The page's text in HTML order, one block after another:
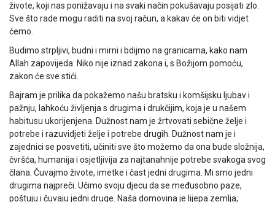
živote, koji nas ponižavaju i na svaki način pokušavaju posijati zlo.
Sve što rade mogu raditi na svoj račun, a kakav će on biti vidjet
ćemo.
Budimo strpljivi, budni i mirni i bdijmo na granicama, kako nam
Allah zapovijeda. Niko nije iznad zakona i, s Božijom pomoću,
zakon će sve stići.
Bajram je prilika da pokažemo našu bratsku i komšijsku ljubav i
pažnju, lahkoću življenja s drugima i drukčijim, koja je u našem
habitusu ukorijenjena. Dužnost nam je žrtvovati sebične želje i
potrebe i razuvidjeti želje i potrebe drugih. Dužnost nam je i
zajednici se posvetiti, učiniti sve što možemo da ona bude složnija,
čvršća, humanija i osjetljivija za najtanahnije potrebe svakoga svog
člana. Čuvajmo živote, imetke i čast jedni drugima. Mi smo jedni
drugima najpreči. Učimo svoju djecu da se međusobno paze,
poštuju i čuvaju jedni druge. Naša domovina je lijepa zemlja;